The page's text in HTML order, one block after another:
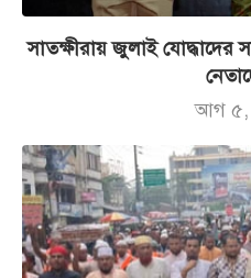
সাতক্ষীরায় জুলাই যোদ্ধাদের
আগ ৫,